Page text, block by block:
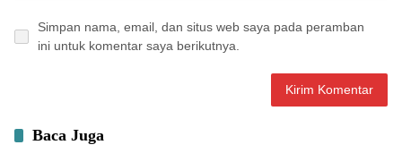
Simpan nama, email, dan situs web saya pada peramban
ini untuk komentar saya berikutnya.
Baca Juga